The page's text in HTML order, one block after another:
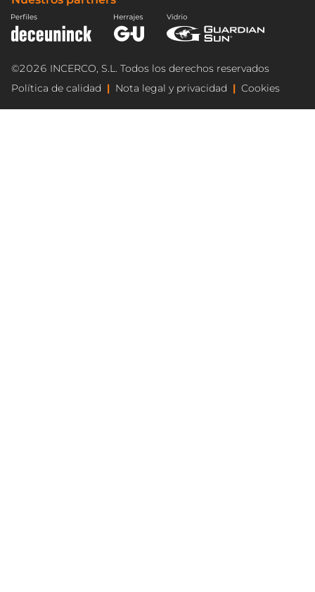
©2026 INCERCO, S.L. Todos los derechos reservados
Política de calidad
Nota legal y privacidad Cookies